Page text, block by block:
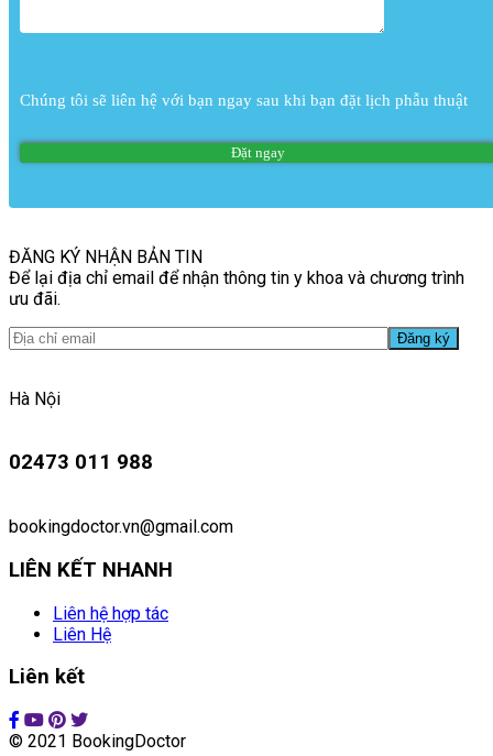
Chúng tôi sẽ liên hệ với bạn ngay sau khi bạn đặt lịch phẫu thuật
ĐĂNG KÝ NHẬN BẢN TIN
Để lại địa chỉ email để nhận thông tin y khoa và chương trình
ưu đãi.
Hà Nội
02473 011 988
bookingdoctor.vn@gmail.com
LIÊN KẾT NHANH
Liên hệ hợp tác
Liên Hệ
Liên kết
© 2021 BookingDoctor